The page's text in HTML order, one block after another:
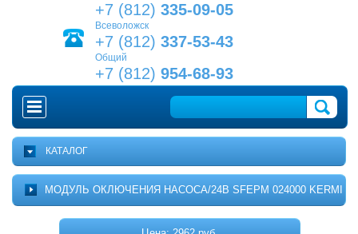
+7 (812) 335-09-05
Всеволожск
+7 (812) 337-53-43
Общий
+7 (812) 954-68-93
ГЛАВНАЯ
О ПРОЕКТЕ
ДОСТАВКА
КАТАЛОГ
Комплектующие для котельных
МОДУЛЬ ОКЛЮЧЕНИЯ НАСОСА/24В SFEPM 024000 KERMI